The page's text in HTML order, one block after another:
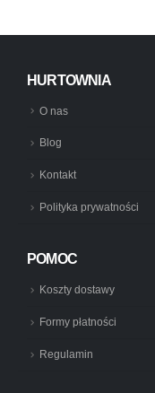
HURTOWNIA
O nas
Blog
Kontakt
Polityka prywatności
POMOC
Koszty dostawy
Formy płatności
Regulamin